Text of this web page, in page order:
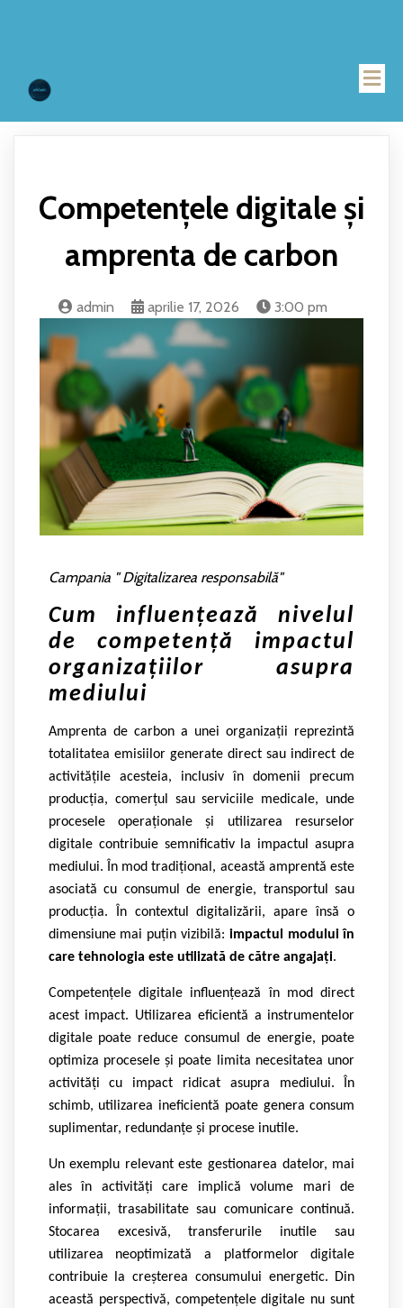
Competențele digitale și
amprenta de carbon
admin aprilie 17, 2026 3:00 pm
Campania " Digitalizarea responsabilă"
Cum influențează nivelul
de competență impactul
organizațiilor asupra
mediului
Amprenta de carbon a unei organizații reprezintă
totalitatea emisiilor generate direct sau indirect de
activitățile acesteia, inclusiv în domenii precum
producția, comerțul sau serviciile medicale, unde
procesele operaționale și utilizarea resurselor
digitale contribuie semnificativ la impactul asupra
mediului. În mod tradițional, această amprentă este
asociată cu consumul de energie, transportul sau
producția. În contextul digitalizării, apare însă o
dimensiune mai puțin vizibilă: impactul modului în
care tehnologia este utilizată de către angajați.
Competențele digitale influențează în mod direct
acest impact. Utilizarea eficientă a instrumentelor
digitale poate reduce consumul de energie, poate
optimiza procesele și poate limita necesitatea unor
activități cu impact ridicat asupra mediului. În
schimb, utilizarea ineficientă poate genera consum
suplimentar, redundanțe și procese inutile.
Un exemplu relevant este gestionarea datelor, mai
ales în activități care implică volume mari de
informații, trasabilitate sau comunicare continuă.
Stocarea excesivă, transferurile inutile sau
utilizarea neoptimizată a platformelor digitale
contribuie la creșterea consumului energetic. Din
această perspectivă, competențele digitale nu sunt